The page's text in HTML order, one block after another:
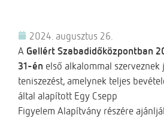
2024. augusztus 26.
A Gellért Szabadidőközpontban
31-én első alkalommal
teniszezést, amelynek teljes
által alapított Egy Csepp
Figyelem Alapítvány részére